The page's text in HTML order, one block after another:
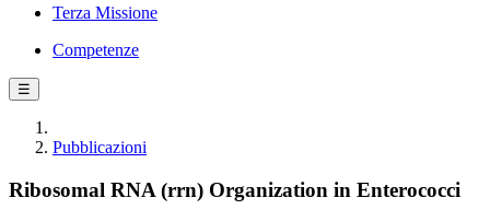
Terza Missione
Competenze
☰
Pubblicazioni
Ribosomal RNA (rrn) Organization in Enterococci